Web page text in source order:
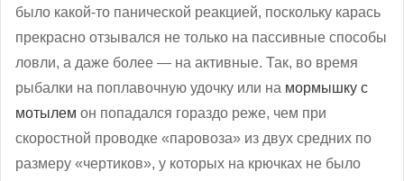
было какой-то панической реакцией, поскольку карась
прекрасно отзывался не только на пассивные способы
ловли, а даже более — на активные. Так, во время
рыбалки на поплавочную удочку или на мормышку с
мотылем он попадался гораздо реже, чем при
скоростной проводке «паровоза» из двух средних по
размеру «чертиков», у которых на крючках не было